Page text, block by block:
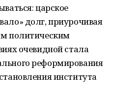
царское
долг, приурочивая
политическим
очевидной стала
реформирования
института